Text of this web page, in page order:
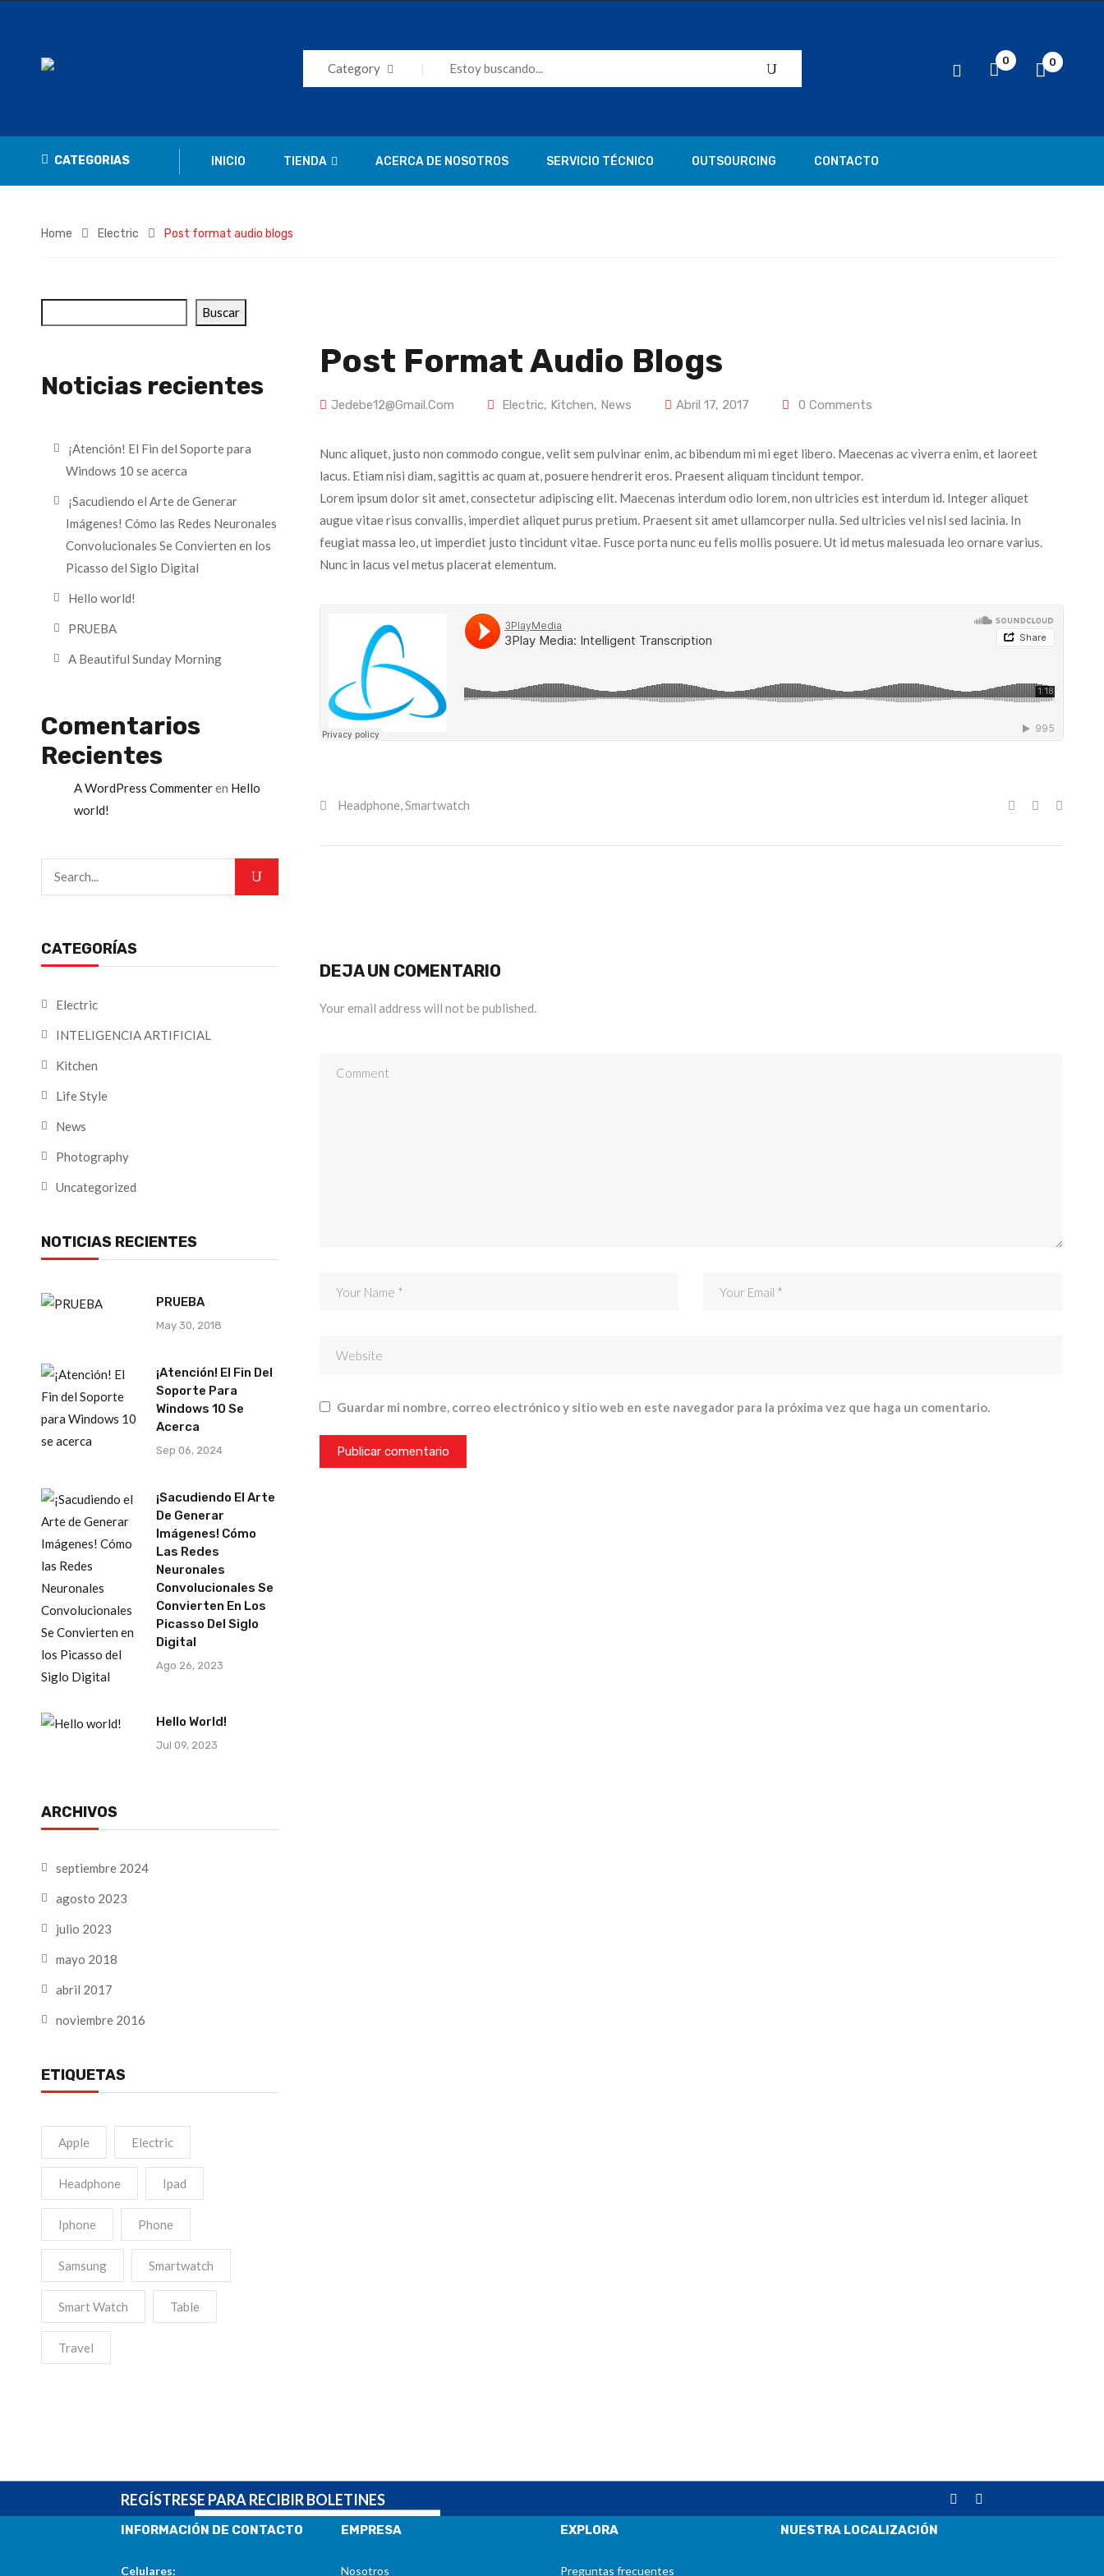
Category
0 0
CATEGORIAS INICIO TIENDA ACERCA DE NOSOTROS SERVICIO TÉCNICO OUTSOURCING CONTACTO
Home Electric Post format audio blogs
Buscar
Noticias recientes
¡Atención! El Fin del Soporte para
Windows 10 se acerca
¡Sacudiendo el Arte de Generar
Imágenes! Cómo las Redes Neuronales
Convolucionales Se Convierten en los
Picasso del Siglo Digital
Hello world!
PRUEBA
A Beautiful Sunday Morning
Comentarios
Recientes
A WordPress Commenteren Hello
world!
CATEGORÍAS
Electric
INTELIGENCIA ARTIFICIAL
Kitchen
Life Style
News
Photography
Uncategorized
NOTICIAS RECIENTES
PRUEBA
May 30, 2018
¡Atención! El Fin Del
Soporte Para
Windows 10 Se
Acerca
Sep 06, 2024
¡Sacudiendo El Arte
De Generar
Imágenes! Cómo
Las Redes
Neuronales
Convolucionales Se
Convierten En Los
Picasso Del Siglo
Digital
Ago 26, 2023
Hello World!
Jul 09, 2023
ARCHIVOS
septiembre 2024
agosto 2023
julio 2023
mayo 2018
abril 2017
noviembre 2016
ETIQUETAS
Apple Electric
Headphone Ipad
Iphone Phone
Samsung Smartwatch
Smart Watch Table
Travel
Post Format Audio Blogs
Jedebe12@gmail.com Electric, Kitchen, News Abril 17, 2017 0 Comments
Nunc aliquet, justo non commodo congue, velit sem pulvinar enim, ac bibendum mi mi eget libero. Maecenas ac viverra enim, et laoreet
lacus. Etiam nisi diam, sagittis ac quam at, posuere hendrerit eros. Praesent aliquam tincidunt tempor.
Lorem ipsum dolor sit amet, consectetur adipiscing elit. Maecenas interdum odio lorem, non ultricies est interdum id. Integer aliquet
augue vitae risus convallis, imperdiet aliquet purus pretium. Praesent sit amet ullamcorper nulla. Sed ultricies vel nisl sed lacinia. In
feugiat massa leo, ut imperdiet justo tincidunt vitae. Fusce porta nunc eu felis mollis posuere. Ut id metus malesuada leo ornare varius.
Nunc in lacus vel metus placerat elementum.
Headphone,Smartwatch
DEJA UN COMENTARIO
Your email address will not be published.
Guardar mi nombre, correo electrónico y sitio web en este navegador para la próxima vez que haga un comentario.
REGÍSTRESE PARA RECIBIR BOLETINES
INFORMACIÓN DE CONTACTO
Celulares:
EMPRESA
Nosotros
EXPLORA
Preguntas frecuentes
NUESTRA LOCALIZACIÓN